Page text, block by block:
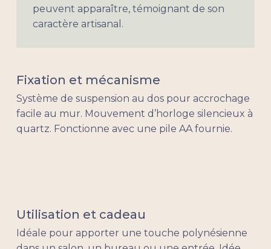
peuvent apparaître, témoignant de son
caractère artisanal.
Fixation et mécanisme
Système de suspension au dos pour accrochage
facile au mur. Mouvement d’horloge silencieux à
quartz. Fonctionne avec une pile AA fournie.
Utilisation et cadeau
Idéale pour apporter une touche polynésienne